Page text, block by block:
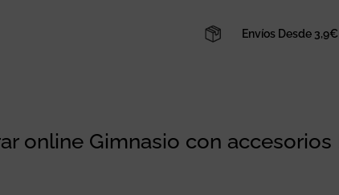
Envíos Desde 3,9€
online Gimnasio con accesorios